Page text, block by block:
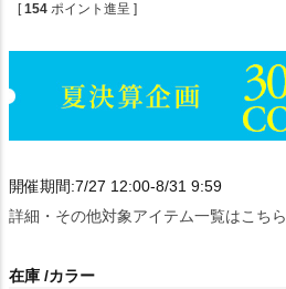
[ 154 ポイント進呈 ]
開催期間:7/27 12:00-8/31 9:59
詳細・その他対象アイテム一覧はこちら
在庫 カラー